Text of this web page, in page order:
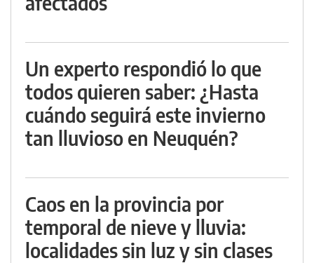
Un experto respondió lo que
todos quieren saber: ¿Hasta
cuándo seguirá este invierno
tan lluvioso en Neuquén?
Caos en la provincia por
temporal de nieve y lluvia:
localidades sin luz y sin clases